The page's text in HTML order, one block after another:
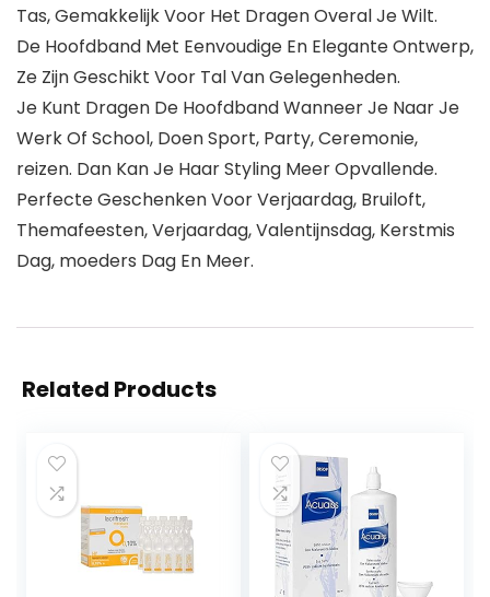
Tas, Gemakkelijk Voor Het Dragen Overal Je Wilt.
De Hoofdband Met Eenvoudige En Elegante Ontwerp,
Ze Zijn Geschikt Voor Tal Van Gelegenheden.
Je Kunt Dragen De Hoofdband Wanneer Je Naar Je
Werk Of School, Doen Sport, Party, Ceremonie,
reizen. Dan Kan Je Haar Styling Meer Opvallende.
Perfecte Geschenken Voor Verjaardag, Bruiloft,
Themafeesten, Verjaardag, Valentijnsdag, Kerstmis
Dag, moeders Dag En Meer.
Related Products